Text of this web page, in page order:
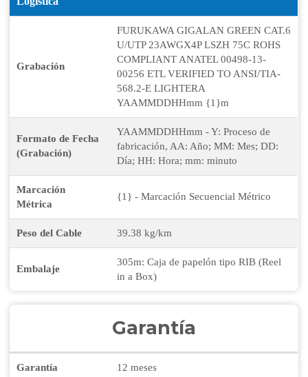
Grabación
FURUKAWA GIGALAN GREEN CAT.6
U/UTP 23AWGX4P LSZH 75C ROHS
COMPLIANT ANATEL 00498-13-
00256 ETL VERIFIED TO ANSI/TIA-
568.2-E LIGHTERA
YAAMMDDHHmm {1}m
Formato de Fecha
(Grabación)
YAAMMDDHHmm - Y: Proceso de
fabricación, AA: Año; MM: Mes; DD:
Día; HH: Hora; mm: minuto
Marcación
Métrica
{1} - Marcación Secuencial Métrico
Peso del Cable 39.38 kg/km
Embalaje
305m: Caja de papelón tipo RIB (Reel
in a Box)
Garantía
Garantía 12 meses